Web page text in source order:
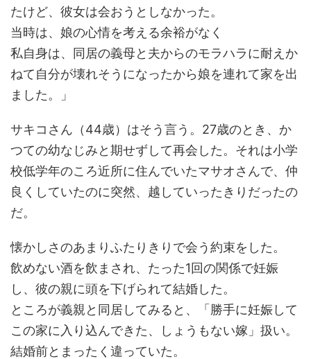
たけど、彼女は会おうとしなかった。
当時は、娘の心情を考える余裕がなく
私自身は、同居の義母と夫からのモラハラに耐えか
ねて自分が壊れそうになったから娘を連れて家を出
ました。」
サキコさん（44歳）はそう言う。27歳のとき、か
つての幼なじみと期せずして再会した。それは小学
校低学年のころ近所に住んでいたマサオさんで、仲
良くしていたのに突然、越していったきりだったの
だ。
懐かしさのあまりふたりきりで会う約束をした。
飲めない酒を飲まされ、たった1回の関係で妊娠
し、彼の親に頭を下げられて結婚した。
ところが義親と同居してみると、「勝手に妊娠して
この家に入り込んできた、しょうもない嫁」扱い。
結婚前とまったく違っていた。